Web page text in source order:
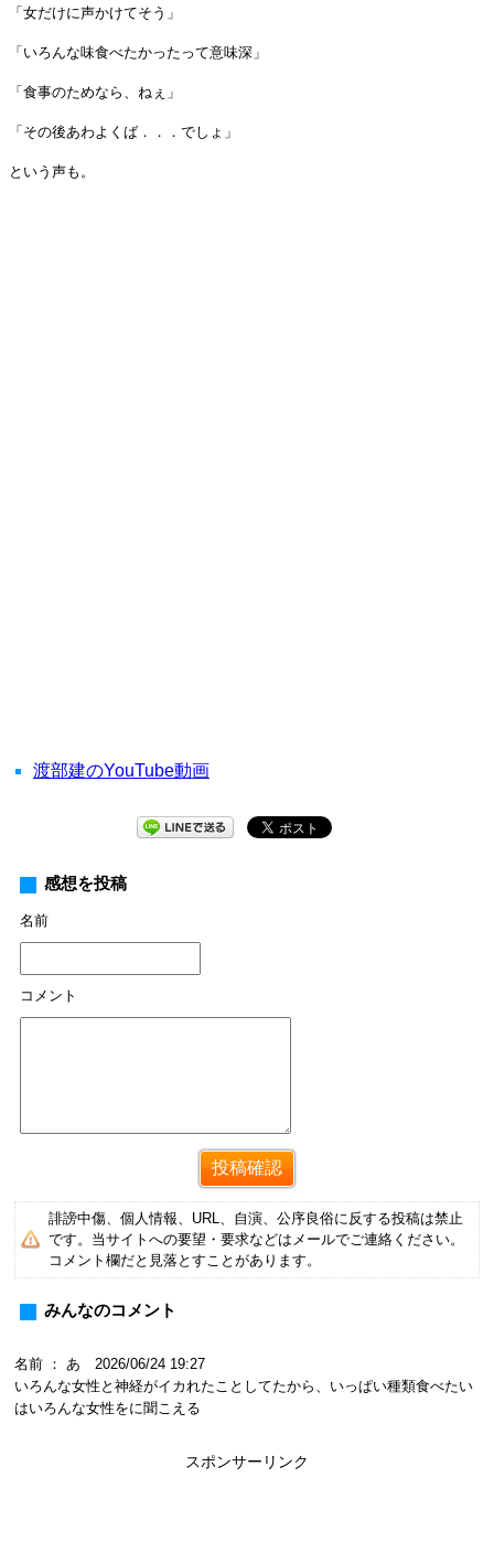
「女だけに声かけてそう」
「いろんな味食べたかったって意味深」
「食事のためなら、ねぇ」
「その後あわよくば．．．でしょ」
という声も。
渡部建のYouTube動画
感想を投稿
名前
コメント
誹謗中傷、個人情報、URL、自演、公序良俗に反する投稿は禁止
です。当サイトへの要望・要求などはメールでご連絡ください。
コメント欄だと見落とすことがあります。
みんなのコメント
名前 ： あ 2026/06/24 19:27
いろんな女性と神経がイカれたことしてたから、いっぱい種類食べたい
はいろんな女性をに聞こえる
スポンサーリンク